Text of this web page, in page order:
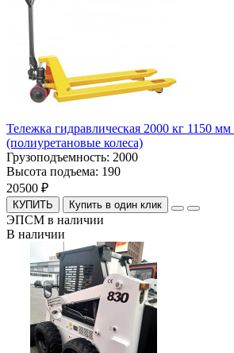
Тележка гидравлическая 2000 кг 1150
(полиуретановые колеса)
Грузоподъемность: 2000
Высота подъема: 190
20500 ₽
КУПИТЬ Купить в один клик
ЭПСМ в наличии
В наличии